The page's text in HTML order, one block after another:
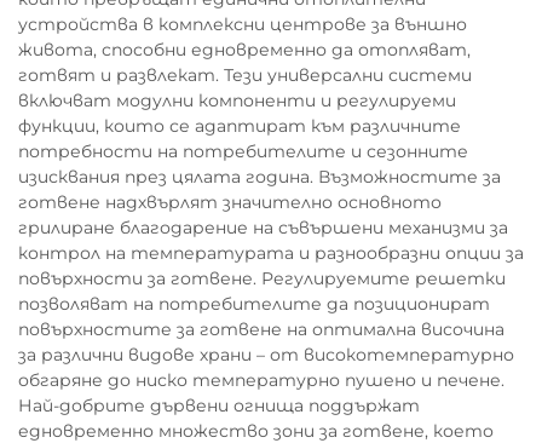
устройства в комплексни центрове за външно
живота, способни едновременно да отопляват,
готвят и развлекат. Тези универсални системи
включват модулни компоненти и регулируеми
функции, които се адаптират към различните
потребности на потребителите и сезонните
изисквания през цялата година. Възможностите за
готвене надхвърлят значително основното
грилиране благодарение на съвършени механизми за
контрол на температурата и разнообразни опции за
повърхности за готвене. Регулируемите решетки
позволяват на потребителите да позиционират
повърхностите за готвене на оптимална височина
за различни видове храни – от високотемпературно
обгаряне до ниско температурно пушено и печене.
Най-добрите дървени огнища поддържат
едновременно множество зони за готвене, което